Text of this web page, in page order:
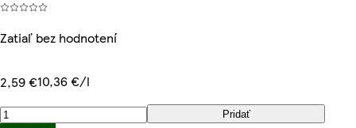
Zatiaľ bez hodnotení
2,59 €10,36 €/l
Pridať